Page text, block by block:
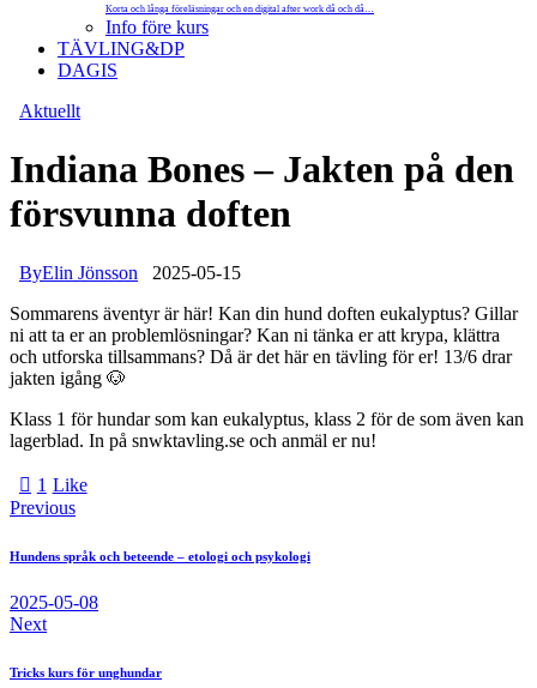
Korta och långa föreläsningar och en digital after work då och då…
Info före kurs
TÄVLING&DP
DAGIS
Aktuellt
Indiana Bones – Jakten på den
försvunna doften
ByElin Jönsson
2025-05-15
Sommarens äventyr är här! Kan din hund doften eukalyptus? Gillar
ni att ta er an problemlösningar? Kan ni tänka er att krypa, klättra
och utforska tillsammans? Då är det här en tävling för er! 13/6 drar
jakten igång 🐶
Klass 1 för hundar som kan eukalyptus, klass 2 för de som även kan
lagerblad. In på snwktavling.se och anmäl er nu!
1 Like
Previous
Hundens språk och beteende – etologi och psykologi
2025-05-08
Next
Tricks kurs för unghundar